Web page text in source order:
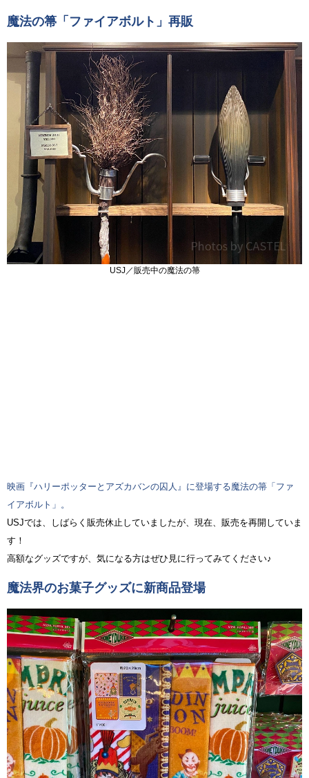
魔法の箒「ファイアボルト」再販
USJ／販売中の魔法の箒
映画『ハリーポッターとアズカバンの囚人』に登場する魔法の箒「ファ
イアボルト」。
USJでは、しばらく販売休止していましたが、現在、販売を再開していま
す！
高額なグッズですが、気になる方はぜひ見に行ってみてください♪
魔法界のお菓子グッズに新商品登場